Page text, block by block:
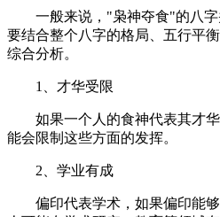
一般来说，"枭神夺食"的八
要结合整个八字的格局、五行平
综合分析。
1、才华受限
如果一个人的食神代表其才
能会限制这些方面的发挥。
2、学业有成
偏印代表学术，如果偏印能